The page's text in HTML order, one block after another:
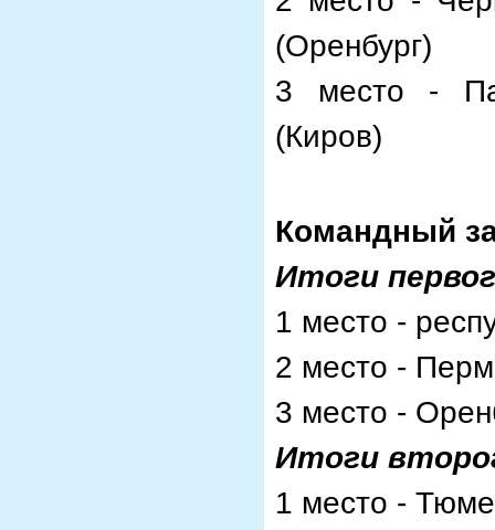
(Оренбург)
3 место -
(Киров)
Командный
Итоги
1 место -
2 место -
3 место -
Итоги
1 место -